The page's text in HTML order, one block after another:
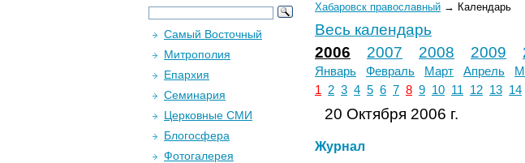
Хабаровск православный → Календарь
Весь календарь
2006
2007 2008 2009
Январь Февраль Март Апрель
1
2 3 4 5 6 7 8 9 10 11 12 13 14
20 Октября 2006 г.
Журнал
Самый Восточный
Митрополия
Епархия
Семинария
Церковные СМИ
Блогосфера
Фотогалерея